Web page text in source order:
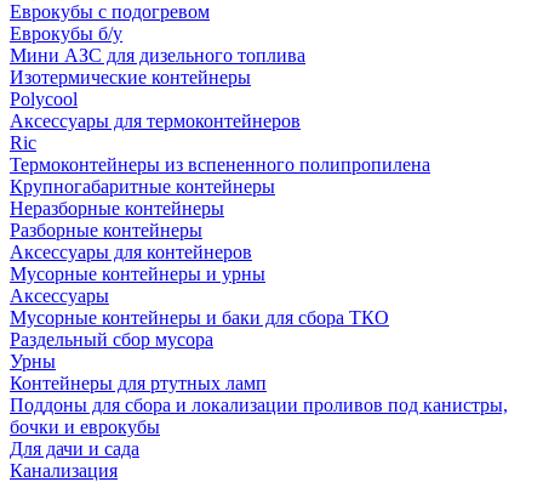
Еврокубы с подогревом
Еврокубы б/у
Мини АЗС для дизельного топлива
Изотермические контейнеры
Polycool
Аксессуары для термоконтейнеров
Ric
Термоконтейнеры из вспененного полипропилена
Крупногабаритные контейнеры
Неразборные контейнеры
Разборные контейнеры
Аксессуары для контейнеров
Мусорные контейнеры и урны
Аксессуары
Мусорные контейнеры и баки для сбора ТКО
Раздельный сбор мусора
Урны
Контейнеры для ртутных ламп
Поддоны для сбора и локализации проливов под канистры,
бочки и еврокубы
Для дачи и сада
Канализация